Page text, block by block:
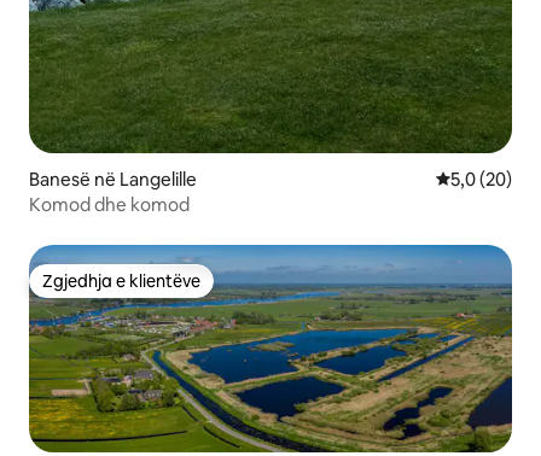
Banesë në Langelille Vlerësimi
5,0 (20)
Komod dhe komod
Zgjedhja e klientëve
Zgjedhja e klientëve